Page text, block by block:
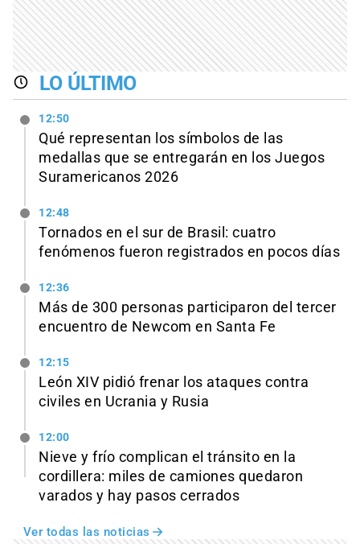
LO ÚLTIMO
12:50
Qué representan los símbolos de las
medallas que se entregarán en los Juegos
Suramericanos 2026
12:48
Tornados en el sur de Brasil: cuatro
fenómenos fueron registrados en pocos días
12:36
Más de 300 personas participaron del tercer
encuentro de Newcom en Santa Fe
12:15
León XIV pidió frenar los ataques contra
civiles en Ucrania y Rusia
12:00
Nieve y frío complican el tránsito en la
cordillera: miles de camiones quedaron
varados y hay pasos cerrados
Ver todas las noticias